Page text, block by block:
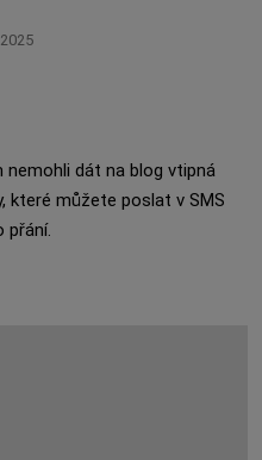
nemohli dát na blog vtipná
které můžete poslat v SMS
přání.